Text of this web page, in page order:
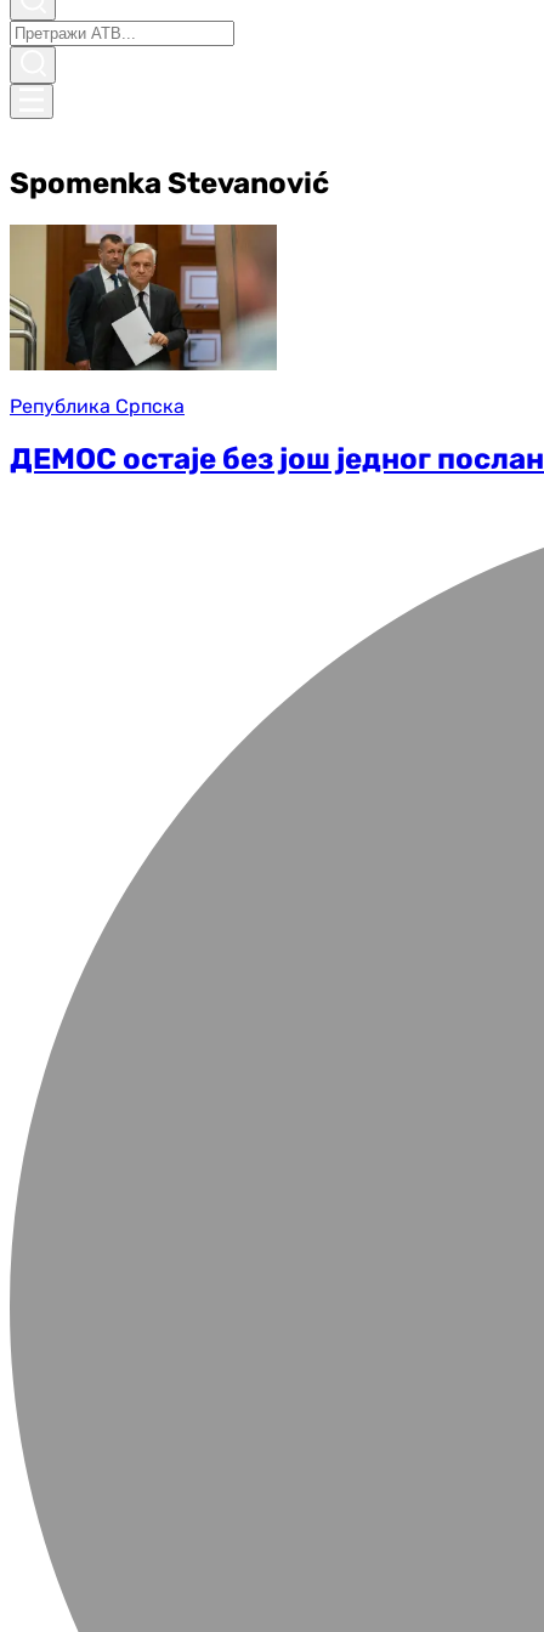
Spomenka Stevanović
Република Српска
ДЕМОС остаје без још једног